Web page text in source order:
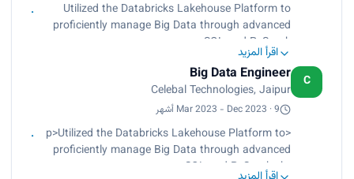
Utilized the Databricks Lakehouse Platform to
proficiently manage Big Data through advanced
SQL and PySpark.
Executed Extract, Transform, Load (ETL)
processes in Databricks, optimizing efficiency and
achieving a 20%
reduction in processing errors .
Optimized complex SQL queries, reducing
execution time and boosting system efficiency
through advanced
techniques.
اقرأ المزيد
C
Big Data Engineer
Celebal Technologies, Jaipur
Mar 2023 - Dec 2023 · 9 أشهر
<p>Utilized the Databricks Lakehouse Platform to
proficiently manage Big Data through advanced
SQL and PySpark.<br>